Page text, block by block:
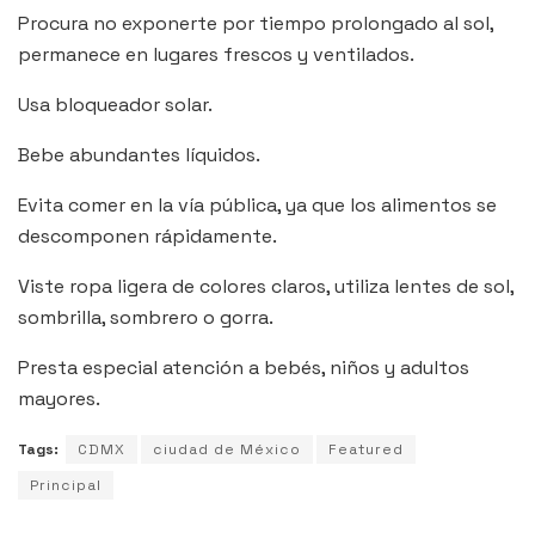
Procura no exponerte por tiempo prolongado al sol,
permanece en lugares frescos y ventilados.
Usa bloqueador solar.
Bebe abundantes líquidos.
Evita comer en la vía pública, ya que los alimentos se
descomponen rápidamente.
Viste ropa ligera de colores claros, utiliza lentes de sol,
sombrilla, sombrero o gorra.
Presta especial atención a bebés, niños y adultos
mayores.
Tags: CDMX ciudad de México
Featured
Principal